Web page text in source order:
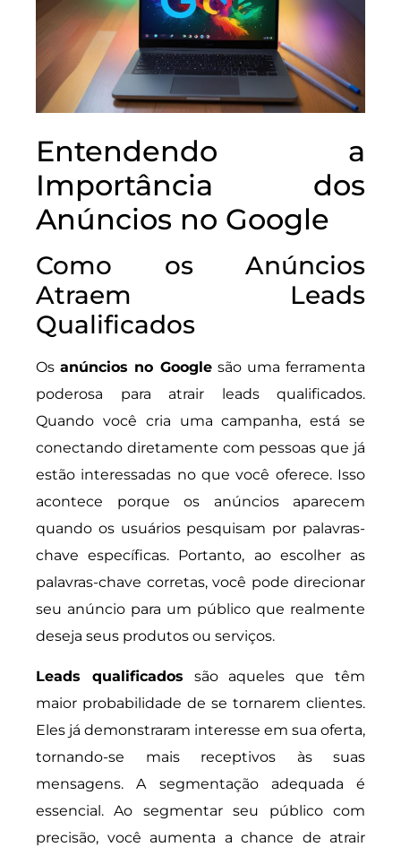
Entendendo a
Importância dos
Anúncios no Google
Como os Anúncios
Atraem Leads
Qualificados
Osanúncios no Googlesão uma ferramenta
poderosa para atrair leads qualificados.
Quando você cria uma campanha, está se
conectando diretamente com pessoas que já
estão interessadas no que você oferece. Isso
acontece porque os anúncios aparecem
quando os usuários pesquisam por palavras-
chave específicas. Portanto, ao escolher as
palavras-chave corretas, você pode direcionar
seu anúncio para um público que realmente
deseja seus produtos ou serviços.
Leads qualificados são aqueles que têm
maior probabilidade de se tornarem clientes.
Eles já demonstraram interesse em sua oferta,
tornando-se mais receptivos às suas
mensagens. A segmentação adequada é
essencial. Ao segmentar seu público com
precisão, você aumenta a chance de atrair